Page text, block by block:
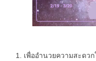
เพื่ออำนวยความสะดว